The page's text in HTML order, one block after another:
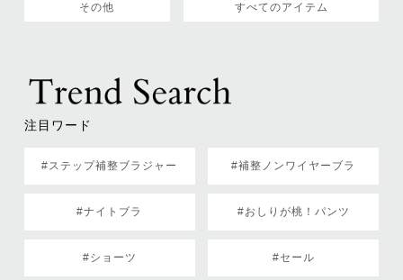
その他 すべてのアイテム
注目ワード
#ステップ補整ブラジャー #補整ノンワイヤーブラ
#ナイトブラ #おしりが桃！パンツ
#ショーツ #セール